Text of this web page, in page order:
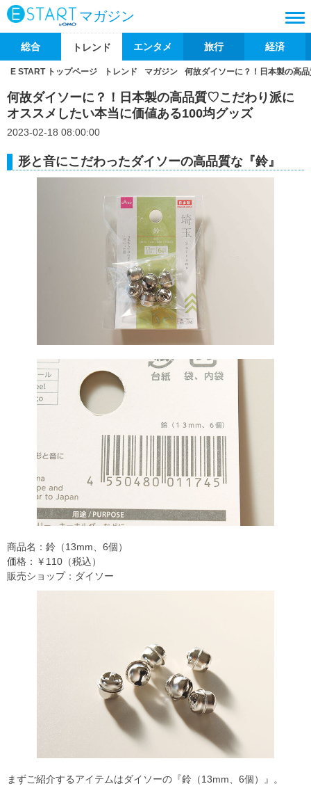
マガジン
総合 トレンド エンタメ 旅行 経済
E START トップページ トレンド マガジン 何故ダイソーに？！日本製の高
何故ダイソーに？！日本製の高品質♡こだわり派に
オススメしたい本当に価値ある100均グッズ
2023-02-18 08:00:00
形と音にこだわったダイソーの高品質な『鈴』
商品名：鈴（13mm、6個）
価格：￥110（税込）
販売ショップ：ダイソー
まずご紹介するアイテムはダイソーの『鈴（13mm、6個）』。